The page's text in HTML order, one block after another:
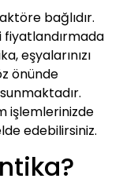
bağlıdır.
fiyatlandırmada
eşyalarınızı
önünde
işlemlerinizde
edebilirsiniz.